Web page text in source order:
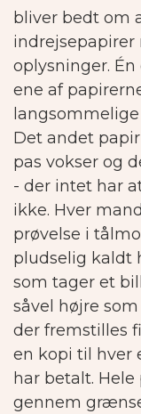
bliver bedt om
indrejsepapirer
oplysninger.
ene af
Det andet
pas vokser og
- der intet har
ikke. Hver
prøvelse i
pludselig kaldt
som tager et
såvel højre
der fremstilles
en kopi til hver
har betalt. Hele
gennem